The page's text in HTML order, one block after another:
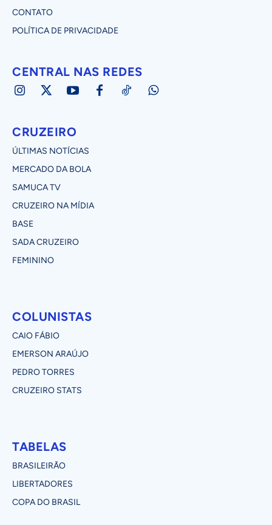
CONTATO
POLÍTICA DE PRIVACIDADE
CENTRAL NAS REDES
CRUZEIRO
ÚLTIMAS NOTÍCIAS
MERCADO DA BOLA
SAMUCA TV
CRUZEIRO NA MÍDIA
BASE
SADA CRUZEIRO
FEMININO
COLUNISTAS
CAIO FÁBIO
EMERSON ARAÚJO
PEDRO TORRES
CRUZEIRO STATS
TABELAS
BRASILEIRÃO
LIBERTADORES
COPA DO BRASIL